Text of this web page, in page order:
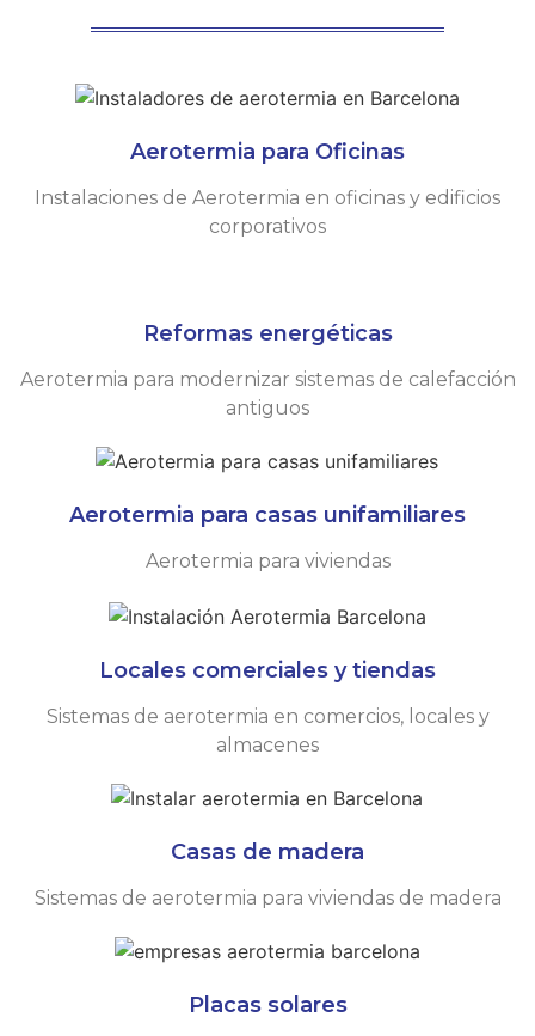
Aerotermia para Oficinas
Instalaciones de Aerotermia en oficinas y edificios
corporativos
Reformas energéticas
Aerotermia para modernizar sistemas de calefacción
antiguos
Aerotermia para casas unifamiliares
Aerotermia para viviendas
Locales comerciales y tiendas
Sistemas de aerotermia en comercios, locales y
almacenes
Casas de madera
Sistemas de aerotermia para viviendas de madera
Placas solares